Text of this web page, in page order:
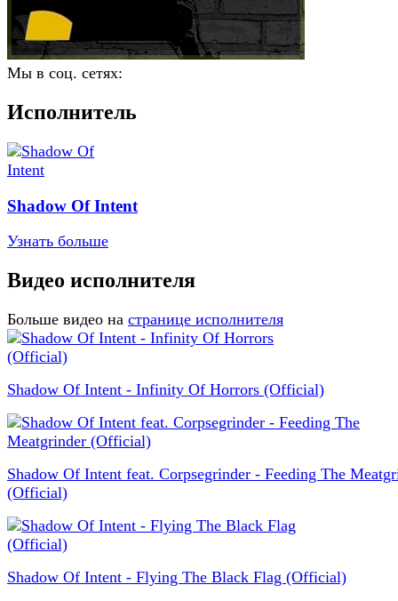
Мы в соц. сетях:
Исполнитель
Shadow Of Intent
Узнать больше
Видео исполнителя
Больше видео на странице исполнителя
Shadow Of Intent - Infinity Of Horrors (Official)
Shadow Of Intent feat. Corpsegrinder - Feeding The
(Official)
Shadow Of Intent - Flying The Black Flag (Official)